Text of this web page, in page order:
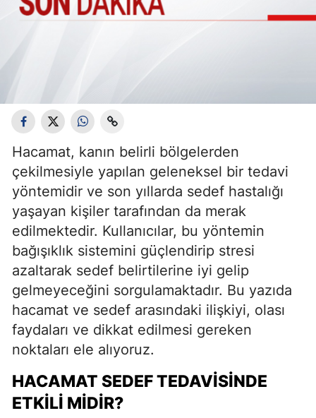
Hacamat, kanın belirli bölgelerden
çekilmesiyle yapılan geleneksel bir tedavi
yöntemidir ve son yıllarda sedef hastalığı
yaşayan kişiler tarafından da merak
edilmektedir. Kullanıcılar, bu yöntemin
bağışıklık sistemini güçlendirip stresi
azaltarak sedef belirtilerine iyi gelip
gelmeyeceğini sorgulamaktadır. Bu yazıda
hacamat ve sedef arasındaki ilişkiyi, olası
faydaları ve dikkat edilmesi gereken
noktaları ele alıyoruz.
HACAMAT SEDEF TEDAVISINDE
ETKILI MIDIR?